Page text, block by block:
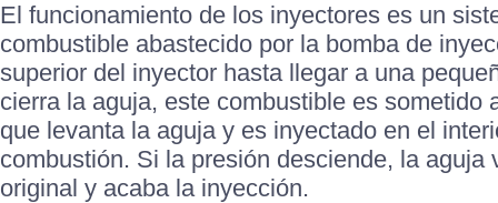
El funcionamiento de los inyectores es un
combustible abastecido por la bomba de
superior del inyector hasta llegar a una
cierra la aguja, este combustible es sometido
que levanta la aguja y es inyectado en el
combustión. Si la presión desciende, la aguja
original y acaba la inyección.